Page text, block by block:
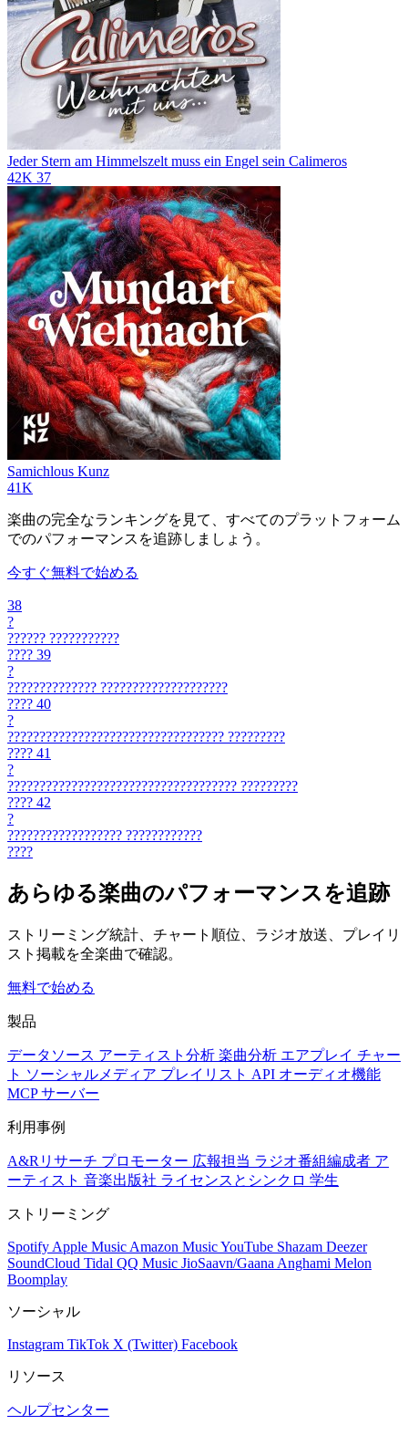
Jeder Stern am Himmelszelt muss ein Engel sein Calimeros
42K 37
Samichlous Kunz
41K
楽曲の完全なランキングを見て、すべてのプラットフォーム
でのパフォーマンスを追跡しましょう。
今すぐ無料で始める
38
?
?????? ???????????
???? 39
?
?????????????? ????????????????????
???? 40
?
?????????????????????????????????? ?????????
???? 41
?
???????????????????????????????????? ?????????
???? 42
?
?????????????????? ????????????
????
あらゆる楽曲のパフォーマンスを追跡
ストリーミング統計、チャート順位、ラジオ放送、プレイリ
スト掲載を全楽曲で確認。
無料で始める
製品
データソース アーティスト分析 楽曲分析 エアプレイ チャー
ト ソーシャルメディア プレイリスト API オーディオ機能
MCP サーバー
利用事例
A&Rリサーチ プロモーター 広報担当 ラジオ番組編成者 ア
ーティスト 音楽出版社 ライセンスとシンクロ 学生
ストリーミング
Spotify Apple Music Amazon MusicYouTube Shazam Deezer
SoundCloud Tidal QQ Music JioSaavn/Gaana Anghami Melon
Boomplay
ソーシャル
Instagram TikTok X (Twitter) Facebook
リソース
ヘルプセンター